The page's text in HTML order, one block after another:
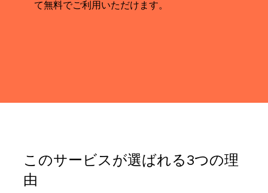
て無料でご利用いただけます。
このサービスが選ばれる3つの理
由